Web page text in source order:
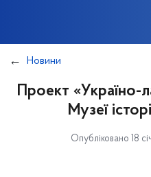
Новини
Проект «Україно-
Музеї
Опубліковано 18